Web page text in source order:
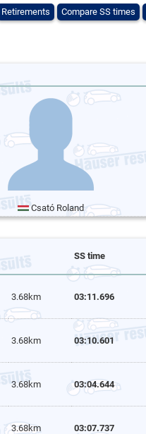
Retirements Compare SS times
Csató Roland
SS time
3.68km 03:11.696
3.68km 03:10.601
3.68km 03:04.644
3.68km 03:07.737